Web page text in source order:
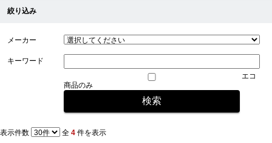
絞り込み
メーカー
キーワード
エコ
商品のみ
表示件数 全 4 件を表示